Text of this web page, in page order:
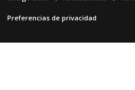
Preferencias de privacidad